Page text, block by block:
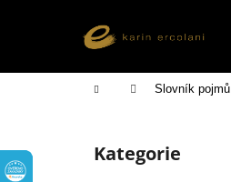
Domů Slovník pojmů
Přeskočit
kategorie
Kategorie
í
Zpět
do
Zpět
do